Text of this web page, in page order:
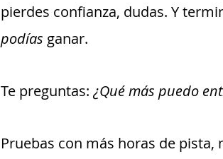
pierdes confianza, dudas. Y
podías ganar.
Te preguntas: ¿Qué más puedo
Pruebas con más horas de